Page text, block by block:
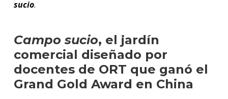
sucio.
Campo sucio, el jardín
comercial diseñado por
docentes de ORT que ganó el
Grand Gold Award en China